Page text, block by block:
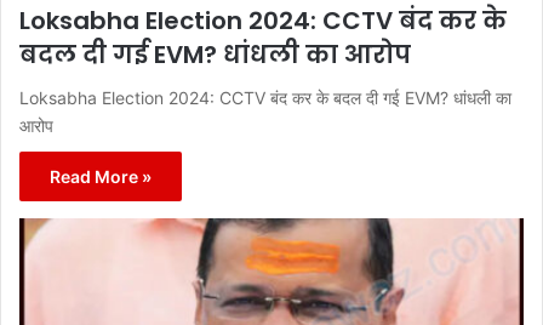
Loksabha Election 2024: CCTV बंद कर के
बदल दी गई EVM? धांधली का आरोप
Loksabha Election 2024: CCTV बंद कर के बदल दी गई EVM? धांधली का
आरोप
Read More »